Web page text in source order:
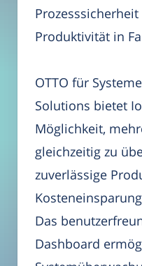
Produktivität in
OTTO für
Solutions bietet
Möglichkeit,
gleichzeitig zu
zuverlässige
Das
Dashboard